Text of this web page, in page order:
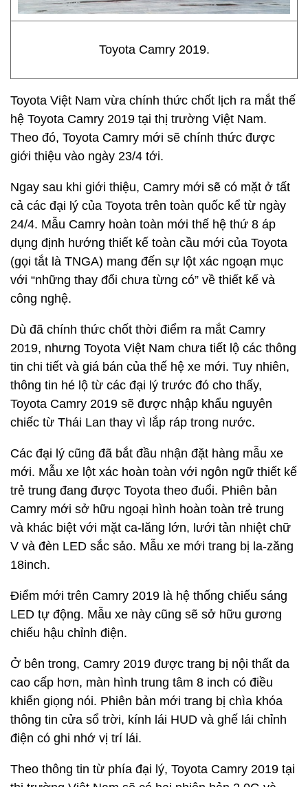
Toyota Camry 2019.
Toyota Việt Nam vừa chính thức chốt lịch ra mắt thế
hệ Toyota Camry 2019 tại thị trường Việt Nam.
Theo đó, Toyota Camry mới sẽ chính thức được
giới thiệu vào ngày 23/4 tới.
Ngay sau khi giới thiệu, Camry mới sẽ có mặt ở tất
cả các đại lý của Toyota trên toàn quốc kể từ ngày
24/4. Mẫu Camry hoàn toàn mới thế hệ thứ 8 áp
dụng định hướng thiết kế toàn cầu mới của Toyota
(gọi tắt là TNGA) mang đến sự lột xác ngoạn mục
với “những thay đổi chưa từng có” về thiết kế và
công nghệ.
Dù đã chính thức chốt thời điểm ra mắt Camry
2019, nhưng Toyota Việt Nam chưa tiết lộ các thông
tin chi tiết và giá bán của thế hệ xe mới. Tuy nhiên,
thông tin hé lộ từ các đại lý trước đó cho thấy,
Toyota Camry 2019 sẽ được nhập khẩu nguyên
chiếc từ Thái Lan thay vì lắp ráp trong nước.
Các đại lý cũng đã bắt đầu nhận đặt hàng mẫu xe
mới. Mẫu xe lột xác hoàn toàn với ngôn ngữ thiết kế
trẻ trung đang được Toyota theo đuổi. Phiên bản
Camry mới sở hữu ngoại hình hoàn toàn trẻ trung
và khác biệt với mặt ca-lăng lớn, lưới tản nhiệt chữ
V và đèn LED sắc sảo. Mẫu xe mới trang bị la-zăng
18inch.
Điểm mới trên Camry 2019 là hệ thống chiếu sáng
LED tự động. Mẫu xe này cũng sẽ sở hữu gương
chiếu hậu chỉnh điện.
Ở bên trong, Camry 2019 được trang bị nội thất da
cao cấp hơn, màn hình trung tâm 8 inch có điều
khiển giọng nói. Phiên bản mới trang bị chìa khóa
thông tin cửa sổ trời, kính lái HUD và ghế lái chỉnh
điện có ghi nhớ vị trí lái.
Theo thông tin từ phía đại lý, Toyota Camry 2019 tại